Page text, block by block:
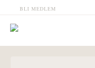
Hoppa till huvudinnehåll
BLI MEDLEM